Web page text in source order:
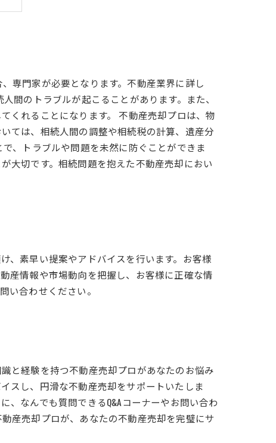
専門家が必要となります。不動産業界に詳し
間のトラブルが起こることがあります。また、
くれることになります。 不動産売却プロは、物
ては、相続人間の調整や相続税の計算、遺産分
、トラブルや問題を未然に防ぐことができま
大切です。相続問題を抱えた不動産売却におい
、素早い提案やアドバイスを行います。お客様
産情報や市場動向を把握し、お客様に正確な情
い合わせください。
と経験を持つ不動産売却プロがあなたのお悩み
スし、円滑な不動産売却をサポートいたしま
なんでも質問できるQ&Aコーナーやお問い合わ
産売却プロが、あなたの不動産売却を完璧にサ